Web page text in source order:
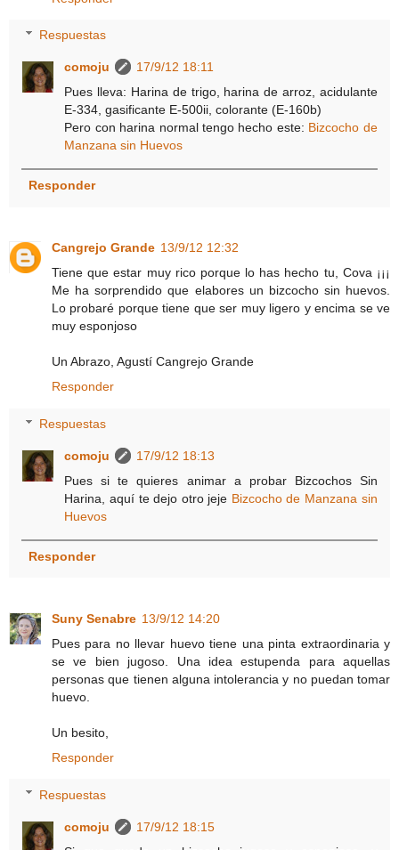
Respuestas
comoju
17/9/12 18:11
Pues lleva: Harina de trigo, harina de arroz, acidulante
E-334, gasificante E-500ii, colorante (E-160b)
Pero con harina normal tengo hecho este: Bizcocho de
Manzana sin Huevos
Responder
Cangrejo Grande 13/9/12 12:32
Tiene que estar muy rico porque lo has hecho tu, Cova ¡¡¡
Me ha sorprendido que elabores un bizcocho sin huevos.
Lo probaré porque tiene que ser muy ligero y encima se ve
muy esponjoso
Un Abrazo, Agustí Cangrejo Grande
Responder
Respuestas
comoju
17/9/12 18:13
Pues si te quieres animar a probar Bizcochos Sin
Harina, aquí te dejo otro jeje Bizcocho de Manzana sin
Huevos
Responder
Suny Senabre 13/9/12 14:20
Pues para no llevar huevo tiene una pinta extraordinaria y
se ve bien jugoso. Una idea estupenda para aquellas
personas que tienen alguna intolerancia y no puedan tomar
huevo.
Un besito,
Responder
Respuestas
comoju
17/9/12 18:15